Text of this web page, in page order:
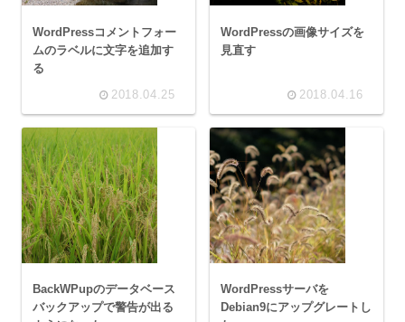
WordPressコメントフォー
ムのラベルに文字を追加す
る
2018.04.25
WordPressの画像サイズを
見直す
2018.04.16
BackWPupのデータベース
バックアップで警告が出る
WordPressサーバを
Debian9にアップグレートし